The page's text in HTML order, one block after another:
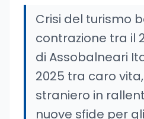
Crisi del turismo
contrazione tra il
di Assobalneari
2025 tra caro
straniero in
nuove sfide per